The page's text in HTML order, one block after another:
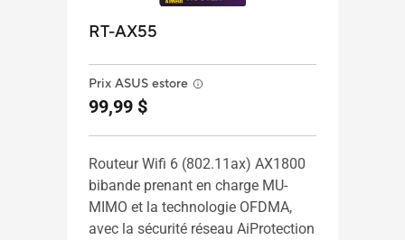
RT-AX55
Prix ASUS estore
99,99 $
Routeur Wifi 6 (802.11ax) AX1800
bibande prenant en charge MU-
MIMO et la technologie OFDMA,
avec la sécurité réseau AiProtection